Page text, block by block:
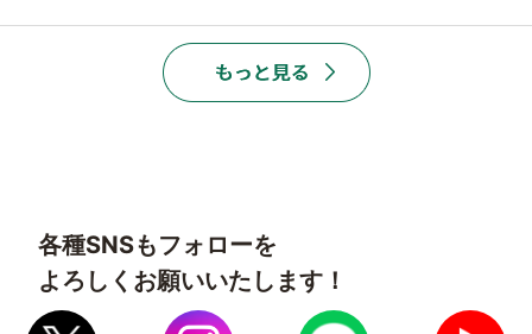
各種SNSもフォローを
よろしくお願いいたします！